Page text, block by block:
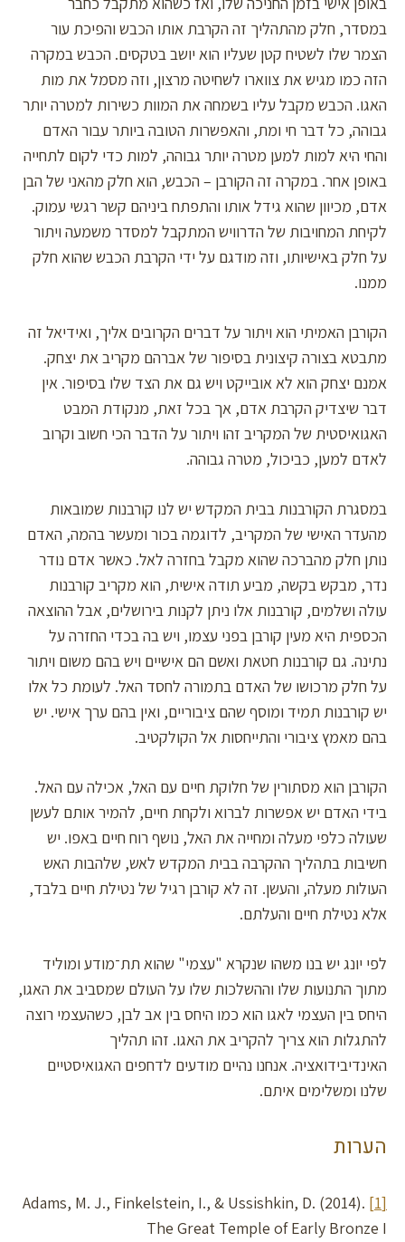
במסדר, חלק מהתהליך זה הקרבת אותו הכבש והפיכת עור
הצמר שלו לשטיח קטן שעליו הוא יושב בטקסים. הכבש במקרה
הזה כמו מגיש את צווארו לשחיטה מרצון, וזה מסמל את מות
האגו. הכבש מקבל עליו בשמחה את המוות כשירות למטרה יותר
גבוהה, כל דבר חי ומת, והאפשרות הטובה ביותר עבור האדם
והחי היא למות למען מטרה יותר גבוהה, למות כדי לקום לתחייה
באופן אחר. במקרה זה הקורבן – הכבש, הוא חלק מהאני של הבן
אדם, מכיוון שהוא גידל אותו והתפתח ביניהם קשר רגשי עמוק.
לקיחת המחויבות של הדרוויש המתקבל למסדר משמעה ויתור
על חלק באישיותו, וזה מודגם על ידי הקרבת הכבש שהוא חלק
ממנו.
הקורבן האמיתי הוא ויתור על דברים הקרובים אליך, ואידיאל זה
מתבטא בצורה קיצונית בסיפור של אברהם מקריב את יצחק.
אמנם יצחק הוא לא אובייקט ויש גם את הצד שלו בסיפור. אין
דבר שיצדיק הקרבת אדם, אך בכל זאת, מנקודת המבט
האגואיסטית של המקריב זהו ויתור על הדבר הכי חשוב וקרוב
לאדם למען, כביכול, מטרה גבוהה.
במסגרת הקורבנות בבית המקדש יש לנו קורבנות שמובאות
מהעדר האישי של המקריב, לדוגמה בכור ומעשר בהמה, האדם
נותן חלק מהברכה שהוא מקבל בחזרה לאל. כאשר אדם נודר
נדר, מבקש בקשה, מביע תודה אישית, הוא מקריב קורבנות
עולה ושלמים, קורבנות אלו ניתן לקנות בירושלים, אבל ההוצאה
הכספית היא מעין קורבן בפני עצמו, ויש בה בכדי החזרה על
נתינה. גם קורבנות חטאת ואשם הם אישיים ויש בהם משום ויתור
על חלק מרכושו של האדם בתמורה לחסד האל. לעומת כל אלו
יש קורבנות תמיד ומוסף שהם ציבוריים, ואין בהם ערך אישי. יש
בהם מאמץ ציבורי והתייחסות אל הקולקטיב.
הקורבן הוא מסתורין של חלוקת חיים עם האל, אכילה עם האל.
בידי האדם יש אפשרות לברוא ולקחת חיים, להמיר אותם לעשן
שעולה כלפי מעלה ומחייה את האל, נושף רוח חיים באפו. יש
חשיבות בתהליך ההקרבה בבית המקדש לאש, שלהבות האש
העולות מעלה, והעשן. זה לא קורבן רגיל של נטילת חיים בלבד,
אלא נטילת חיים והעלתם.
לפי יונג יש בנו משהו שנקרא "עצמי" שהוא תת־מודע ומוליד
מתוך התנועות שלו וההשלכות שלו על העולם שמסביב את האגו,
היחס בין העצמי לאגו הוא כמו היחס בין אב לבן, כשהעצמי רוצה
להתגלות הוא צריך להקריב את האגו. זהו תהליך
האינדיבידואציה. אנחנו נהיים מודעים לדחפים האגואיסטיים
שלנו ומשלימים איתם.
הערות
[1]
Adams, M. J., Finkelstein, I., & Ussishkin, D. (2014).
The Great Temple of Early Bronze I